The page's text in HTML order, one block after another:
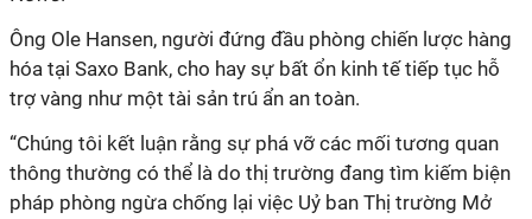
Ông Ole Hansen, người đứng đầu phòng chiến lược hàng
hóa tại Saxo Bank, cho hay sự bất ổn kinh tế tiếp tục hỗ
trợ vàng như một tài sản trú ẩn an toàn.
“Chúng tôi kết luận rằng sự phá vỡ các mối tương quan
thông thường có thể là do thị trường đang tìm kiếm biện
pháp phòng ngừa chống lại việc Uỷ ban Thị trường Mở